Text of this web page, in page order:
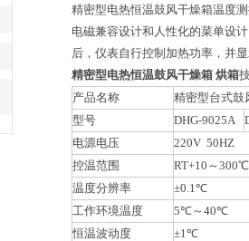
精密型电热恒温鼓风干燥箱温度测
电磁兼容设计和人性化的菜单设
后，仪表自行控制加热功率，并
精密型电热恒温鼓风干燥箱 烘箱
产品名称
精密型台式鼓
型号
DHG-9025A
电源电压
220V 50HZ
控温范围
RT+10～
温度分辨率
±0.1℃
工作环境温度
5℃～40℃
恒温波动度
±1℃